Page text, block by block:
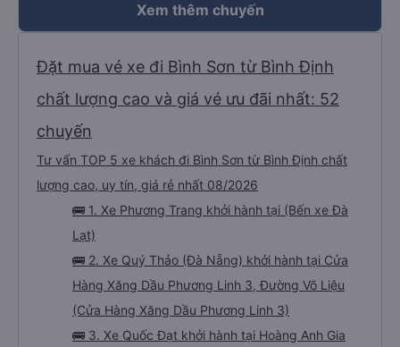
Xem thêm chuyến
Đặt mua vé xe đi Bình Sơn từ Bình Định
chất lượng cao và giá vé ưu đãi nhất: 52
chuyến
Tư vấn TOP 5 xe khách đi Bình Sơn từ Bình Định chất
lượng cao, uy tín, giá rẻ nhất 08/2026
🚌 1. Xe Phương Trang khởi hành tại (Bến xe Đà
Lạt)
🚌 2. Xe Quý Thảo (Đà Nẵng) khởi hành tại Cửa
Hàng Xăng Dầu Phương Linh 3, Đường Võ Liệu
(Cửa Hàng Xăng Dầu Phương Linh 3)
🚌 3. Xe Quốc Đạt khởi hành tại Hoàng Anh Gia